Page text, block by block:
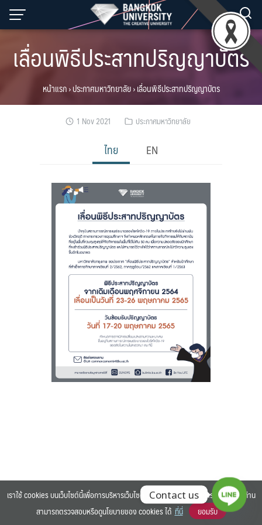
Skip
เลื่อนพิธีประสาทปริญญาบัตร
หน้าแรก›ประกาศมหาวิทยาลัย›เลื่อนพิธีประสาทปริญญาบัตร
1 Nov 2021 ประกาศมหาวิทยาลัย
ไทย EN
©2025 BANGKOK UNIVERSITY. ALL RIGHTS RESERVED.
เราใช้ cookies บนเว็บไซต์นี้เพื่อการบริหารเว็บไซต์ และเพิ่มประสิทธิภาพการใช้งานของท่าน
สามารถตรวจสอบหรือดูนโยบายของ cookies ได้ ที่นี่ ยอมรับ
Contact us